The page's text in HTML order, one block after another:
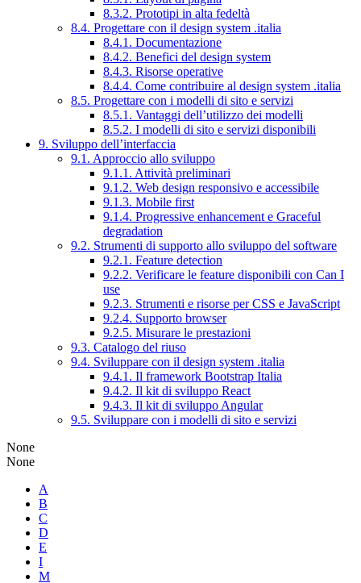
8.3.2. Prototipi in alta fedeltà
8.4. Progettare con il design system .italia
8.4.1. Documentazione
8.4.2. Benefici del design system
8.4.3. Risorse operative
8.4.4. Come contribuire al design system .italia
8.5. Progettare con i modelli di sito e servizi
8.5.1. Vantaggi dell’utilizzo dei modelli
8.5.2. I modelli di sito e servizi disponibili
9. Sviluppo dell’interfaccia
9.1. Approccio allo sviluppo
9.1.1. Attività preliminari
9.1.2. Web design responsivo e accessibile
9.1.3. Mobile first
9.1.4. Progressive enhancement e Graceful
degradation
9.2. Strumenti di supporto allo sviluppo del software
9.2.1. Feature detection
9.2.2. Verificare le feature disponibili con Can I
use
9.2.3. Strumenti e risorse per CSS e JavaScript
9.2.4. Supporto browser
9.2.5. Misurare le prestazioni
9.3. Catalogo del riuso
9.4. Sviluppare con il design system .italia
9.4.1. Il framework Bootstrap Italia
9.4.2. Il kit di sviluppo React
9.4.3. Il kit di sviluppo Angular
9.5. Sviluppare con i modelli di sito e servizi
None
None
A
B
C
D
E
I
M